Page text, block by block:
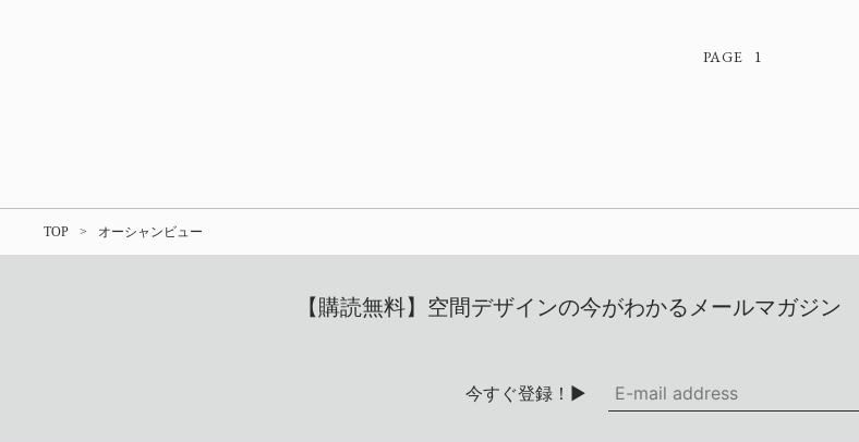
1
TOP オーシャンビュー
【購読無料】空間デザインの今がわかるメールマガジン
今すぐ登録！▶